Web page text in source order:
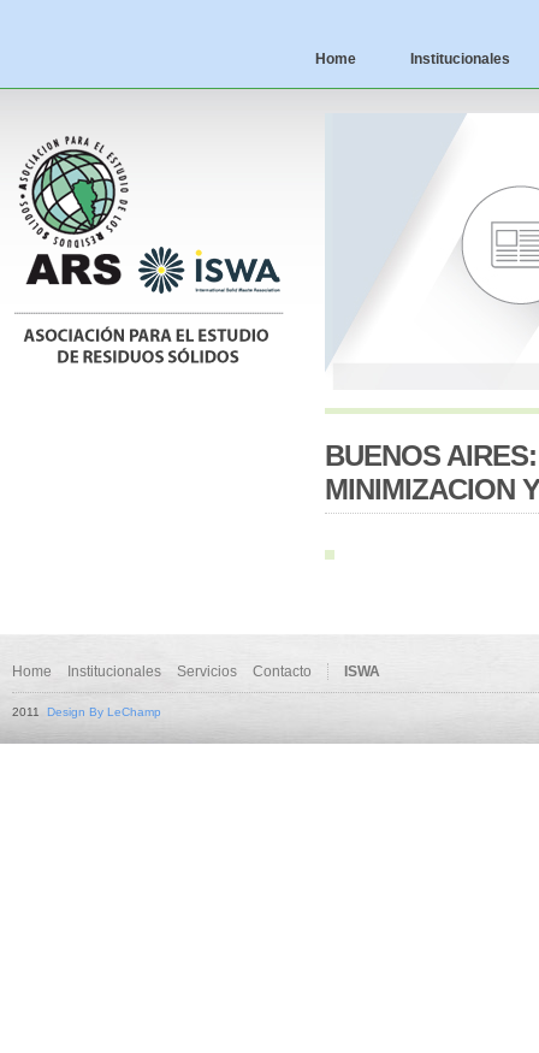
Home Institucionales
BUENOS
MINIMIZACION
Home Institucionales Servicios Contacto ISWA
2011 Design By LeChamp